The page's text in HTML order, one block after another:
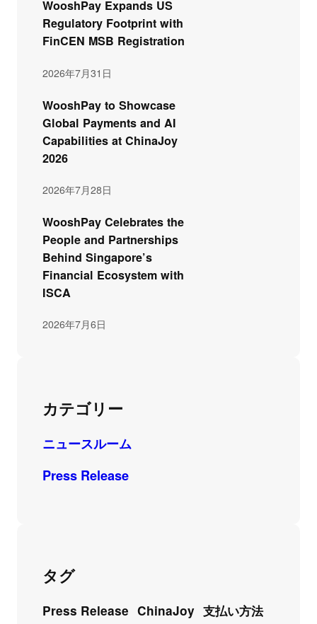
WooshPay Expands US
Regulatory Footprint with
FinCEN MSB Registration
2026年7月31日
WooshPay to Showcase
Global Payments and AI
Capabilities at ChinaJoy
2026
2026年7月28日
WooshPay Celebrates the
People and Partnerships
Behind Singapore’s
Financial Ecosystem with
ISCA
2026年7月6日
カテゴリー
ニュースルーム
Press Release
タグ
Press Release ChinaJoy 支払い方法